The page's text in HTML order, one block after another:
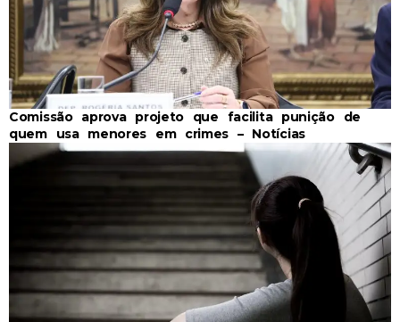
Comissão aprova projeto que facilita punição de
quem usa menores em crimes – Notícias